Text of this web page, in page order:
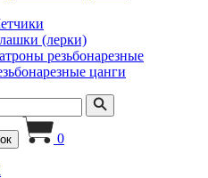
(лерки)
резьбонарезные
цанги
0